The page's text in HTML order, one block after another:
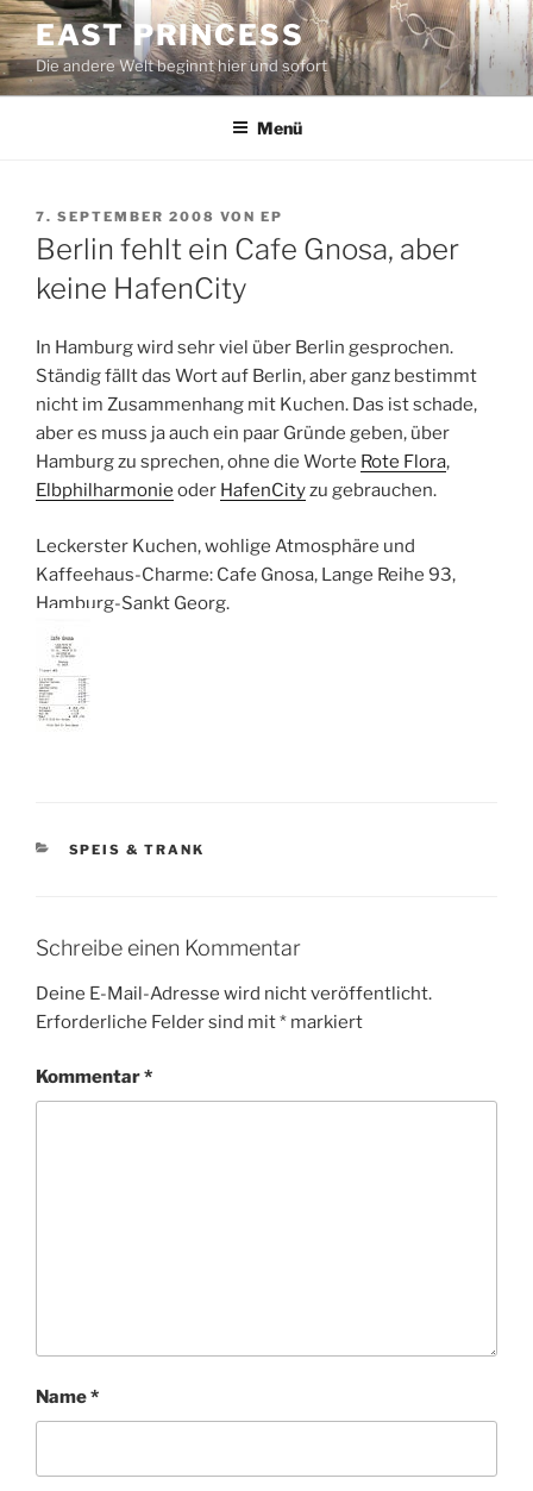
Zum
Inhalt
springen
EAST PRINCESS
Die andere Welt beginnt hier und sofort
Menü
VERÖFFENTLICHT
AM
7. SEPTEMBER 2008 VON EP
Berlin fehlt ein Cafe Gnosa, aber
keine HafenCity
In Hamburg wird sehr viel über Berlin gesprochen.
Ständig fällt das Wort auf Berlin, aber ganz bestimmt
nicht im Zusammenhang mit Kuchen. Das ist schade,
aber es muss ja auch ein paar Gründe geben, über
Hamburg zu sprechen, ohne die Worte Rote Flora,
Elbphilharmonie oder HafenCityzu gebrauchen.
Leckerster Kuchen, wohlige Atmosphäre und
Kaffeehaus-Charme: Cafe Gnosa, Lange Reihe 93,
Hamburg-Sankt Georg.
KATEGORIEN
SPEIS & TRANK
Schreibe einen Kommentar
Deine E-Mail-Adresse wird nicht veröffentlicht.
Erforderliche Felder sind mit* markiert
Kommentar*
Name*